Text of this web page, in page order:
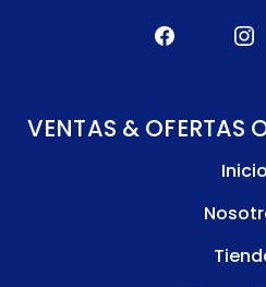
VENTAS & OFERTAS
Inicio